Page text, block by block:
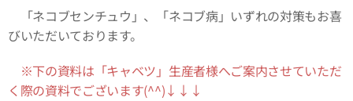
「ネコブセンチュウ」、「ネコブ病」いずれの対策もお喜
びいただいております。
※下の資料は「キャベツ」生産者様へご案内させていただ
く際の資料でございます(^^)↓↓↓